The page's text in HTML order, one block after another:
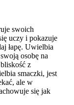
swoich
uczy i pokazuje
łapę. Uwielbia
osobę na
z
smaczki, jest
ale w
się jak